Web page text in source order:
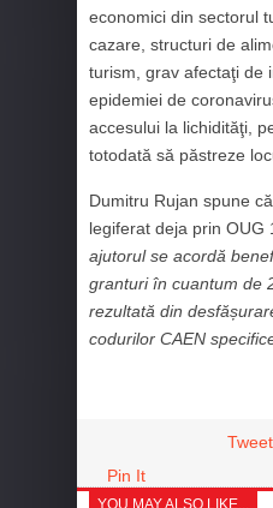
economici din sectorul
cazare, structuri de
turism, grav afectaţi de
epidemiei de
accesului la lichidităţi,
totodată să păstreze
Dumitru Rujan spune
legiferat deja prin OUG
ajutorul se acordă
granturi în cuantum de
rezultată din
codurilor CAEN
Tweet
Pin It
YOU MAY ALSO LIKE...